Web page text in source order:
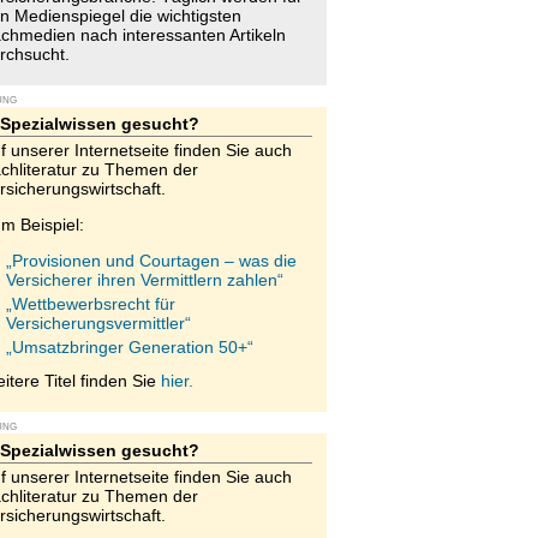
Medienspiegel die wichtigsten
nach interessanten Artikeln
Spezialwissen gesucht?
unserer Internetseite finden Sie auch
zu Themen der
Beispiel:
„Provisionen und Courtagen – was die
Versicherer ihren Vermittlern zahlen“
„Wettbewerbsrecht für
Versicherungsvermittler“
„Umsatzbringer Generation 50+“
Titel finden Sie hier.
Spezialwissen gesucht?
unserer Internetseite finden Sie auch
zu Themen der